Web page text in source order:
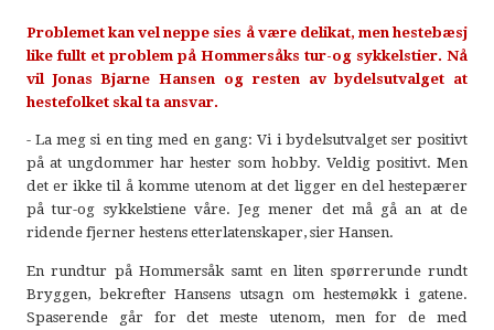
Problemet kan vel neppe sies å være delikat, men hestebæsj
like fullt et problem på Hommersåks tur-og sykkelstier. Nå
vil Jonas Bjarne Hansen og resten av bydelsutvalget at
hestefolket skal ta ansvar.
- La meg si en ting med en gang: Vi i bydelsutvalget ser positivt
på at ungdommer har hester som hobby. Veldig positivt. Men
det er ikke til å komme utenom at det ligger en del hestepærer
på tur-og sykkelstiene våre. Jeg mener det må gå an at de
ridende fjerner hestens etterlatenskaper, sier Hansen.
En rundtur på Hommersåk samt en liten spørrerunde rundt
Bryggen, bekrefter Hansens utsagn om hestemøkk i gatene.
Spaserende går for det meste utenom, men for de med